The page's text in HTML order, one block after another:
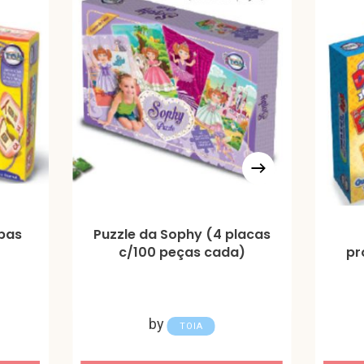
Puzzle da Sophy (4 placas
c/100 peças cada)
by TOIA